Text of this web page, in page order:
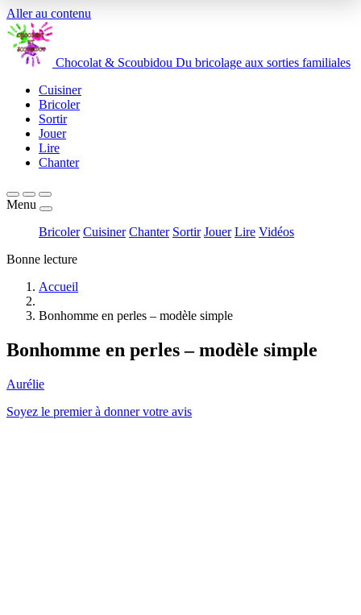
Aller au contenu
Chocolat & Scoubidou Du bricolage aux sorties familiales
Cuisiner
Bricoler
Sortir
Jouer
Lire
Chanter
Menu
Bricoler Cuisiner Chanter Sortir Jouer Lire Vidéos
Bonne lecture
Accueil
Bonhomme en perles – modèle simple
Bonhomme en perles – modèle simple
Aurélie
Soyez le premier à donner votre avis